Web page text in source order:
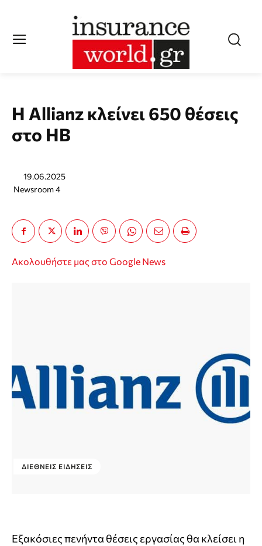
H Allianz κλείνει 650 θέσεις
στο ΗΒ
19.06.2025
Newsroom 4
Ακολουθήστε μας στο Google News
ΔΙΕΘΝΕΊΣ ΕΙΔΉΣΕΙΣ
Εξακόσιες πενήντα θέσεις εργασίας θα κλείσει η